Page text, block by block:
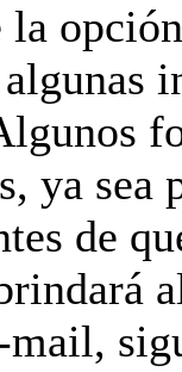
la
ya
de